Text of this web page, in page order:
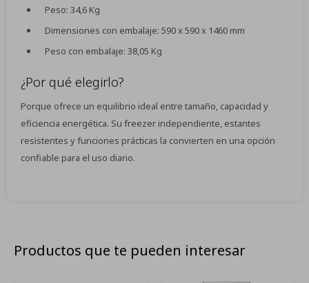
Peso: 34,6 Kg
Dimensiones con embalaje: 590 x 590 x 1460 mm
Peso con embalaje: 38,05 Kg
¿Por qué elegirlo?
Porque ofrece un equilibrio ideal entre tamaño, capacidad y
eficiencia energética. Su freezer independiente, estantes
resistentes y funciones prácticas la convierten en una opción
confiable para el uso diario.
Productos que te pueden interesar